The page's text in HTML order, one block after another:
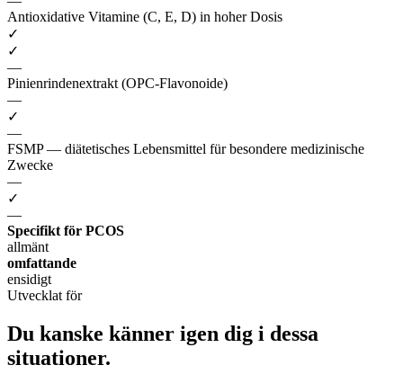
Antioxidative Vitamine (C, E, D) in hoher Dosis
✓
✓
—
Pinienrindenextrakt (OPC-Flavonoide)
—
✓
—
FSMP — diätetisches Lebensmittel für besondere medizinische
Zwecke
—
✓
—
Specifikt för PCOS
allmänt
omfattande
ensidigt
Utvecklat för
Du kanske känner igen dig i dessa
situationer.